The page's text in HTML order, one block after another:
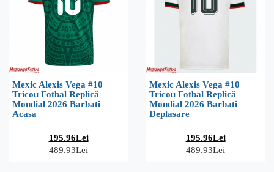
Mexic Alexis Vega #10
Tricou Fotbal Replică
Mondial 2026 Barbati
Acasa
195.96Lei
489.93Lei
Mexic Alexis Vega #10
Tricou Fotbal Replică
Mondial 2026 Barbati
Deplasare
195.96Lei
489.93Lei